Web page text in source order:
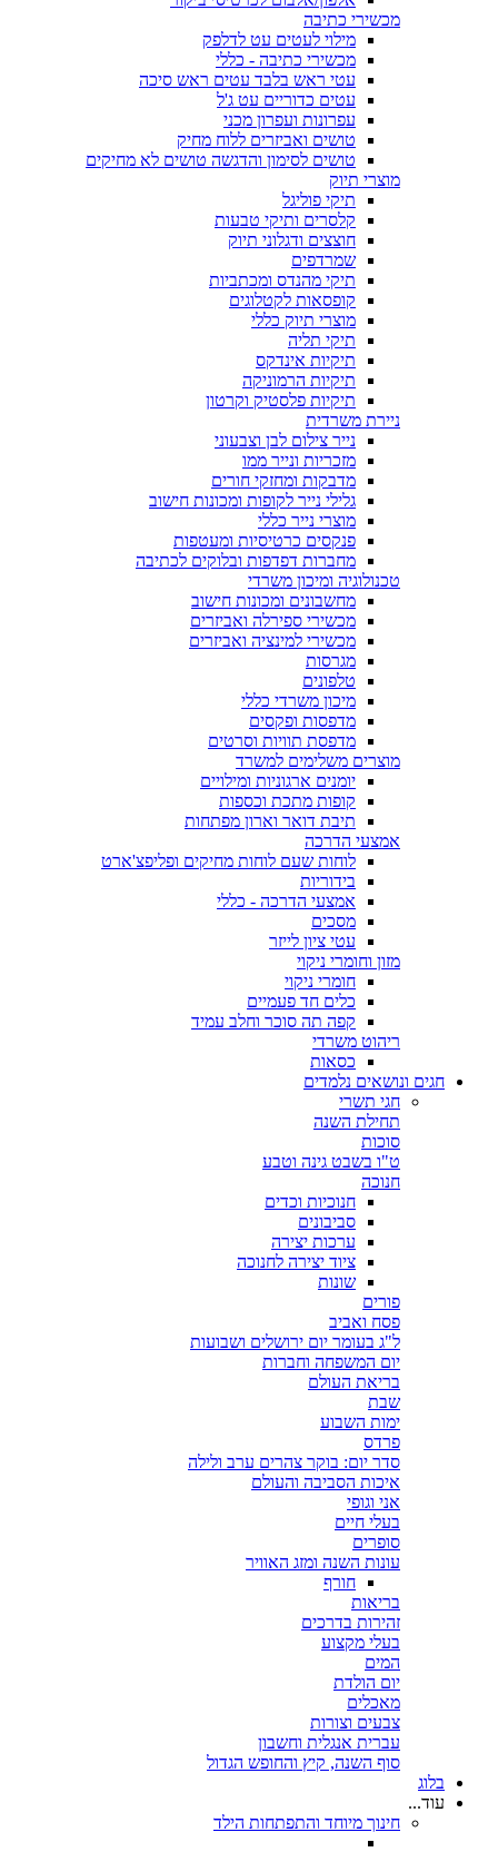
מכשירי כתיבה
מילוי לעטים עט לדלפק
מכשירי כתיבה - כללי
עטי ראש בלבד עטים ראש סיכה
עטים כדוריים עט ג'ל
עפרונות ועפרון מכני
טושים ואביזרים ללוח מחיק
טושים לסימון והדגשה טושים לא מחיקים
מוצרי תיוק
תיקי פוליגל
קלסרים ותיקי טבעות
חוצצים ודגלוני תיוק
שמרדפים
תיקי מהנדס ומכתביות
קופסאות לקטלוגים
מוצרי תיוק כללי
תיקי תליה
תיקיות אינדקס
תיקיות הרמוניקה
תיקיות פלסטיק וקרטון
ניירת משרדית
נייר צילום לבן וצבעוני
מזכריות ונייר ממו
מדבקות ומחזקי חורים
גלילי נייר לקופות ומכונות חישוב
מוצרי נייר כללי
פנקסים כרטיסיות ומעטפות
מחברות דפדפות ובלוקים לכתיבה
טכנולוגיה ומיכון משרדי
מחשבונים ומכונות חישוב
מכשירי ספירלה ואביזרים
מכשירי למינציה ואביזרים
מגרסות
טלפונים
מיכון משרדי כללי
מדפסות ופקסים
מדפסת תוויות וסרטים
מוצרים משלימים למשרד
יומנים ארגוניות ומילויים
קופות מתכת וכספות
תיבת דואר וארון מפתחות
אמצעי הדרכה
לוחות שעם לוחות מחיקים ופליפצ'ארט
בידוריות
אמצעי הדרכה - כללי
מסכים
עטי ציון לייזר
מזון וחומרי ניקוי
חומרי ניקוי
כלים חד פעמיים
קפה תה סוכר וחלב עמיד
ריהוט משרדי
כסאות
חגים ונושאים נלמדים
חגי תשרי
תחילת השנה
סוכות
ט"ו בשבט גינה וטבע
חנוכה
חנוכיות וכדים
סביבונים
ערכות יצירה
ציוד יצירה לחנוכה
שונות
פורים
פסח ואביב
ל"ג בעומר יום ירושלים ושבועות
יום המשפחה וחברות
בריאת העולם
שבת
ימות השבוע
פרדס
סדר יום: בוקר צהרים ערב ולילה
איכות הסביבה והעולם
אני וגופי
בעלי חיים
סופרים
עונות השנה ומזג האוויר
חורף
בריאות
זהירות בדרכים
בעלי מקצוע
המים
יום הולדת
מאכלים
צבעים וצורות
עברית אנגלית וחשבון
סוף השנה, קיץ והחופש הגדול
בלוג
עוד...
חינוך מיוחד והתפתחות הילד